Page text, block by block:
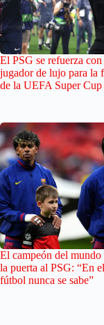
El PSG se refuerza con
jugador de lujo para la
de la UEFA Super Cup
El campeón del mundo
la puerta al PSG: “En el
fútbol nunca se sabe”